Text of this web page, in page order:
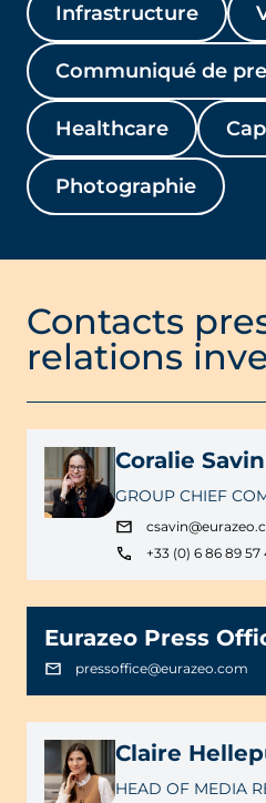
Infrastructure
Communiqué de
Healthcare
Photographie
Contacts
relations
Coralie Savin
GROUP CHIEF
OFFICER
+33 (0) 6 86 89 57
Eurazeo Press
pressoffice@eurazeo.com
Claire
HEAD OF MEDIA